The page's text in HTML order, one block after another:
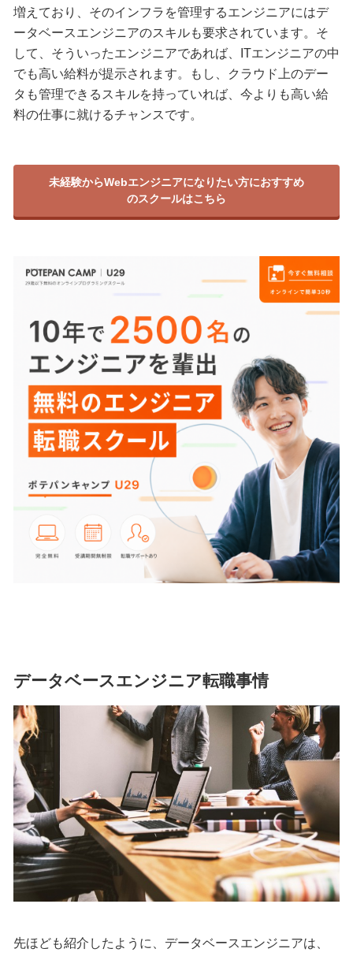
増えており、そのインフラを管理するエンジニアにはデ
ータベースエンジニアのスキルも要求されています。そ
して、そういったエンジニアであれば、ITエンジニアの中
でも高い給料が提示されます。もし、クラウド上のデー
タも管理できるスキルを持っていれば、今よりも高い給
料の仕事に就けるチャンスです。
未経験からWebエンジニアになりたい方におすすめ
のスクールはこちら
データベースエンジニア転職事情
先ほども紹介したように、データベースエンジニアは、